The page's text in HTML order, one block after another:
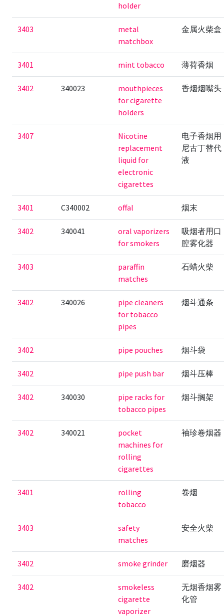
holder
3403
metal
matchbox
金属火柴盒
3401 mint tobacco 薄荷香烟
3402 340023
mouthpieces
for cigarette
holders
香烟烟嘴头
3407
Nicotine
replacement
liquid for
electronic
cigarettes
电子香烟用
尼古丁替代
液
3401 C340002 offal 烟末
3402 340041
oral vaporizers
for smokers
吸烟者用口
腔雾化器
3403
paraffin
matches
石蜡火柴
3402 340026
pipe cleaners
for tobacco
pipes
烟斗通条
3402 pipe pouches 烟斗袋
3402 pipe push bar 烟斗压棒
3402 340030
pipe racks for
tobacco pipes
烟斗搁架
3402 340021
pocket
machines for
rolling
cigarettes
袖珍卷烟器
3401
rolling
tobacco
卷烟
3403
safety
matches
安全火柴
3402 smoke grinder 磨烟器
3402
smokeless
cigarette
vaporizer
无烟香烟雾
化管